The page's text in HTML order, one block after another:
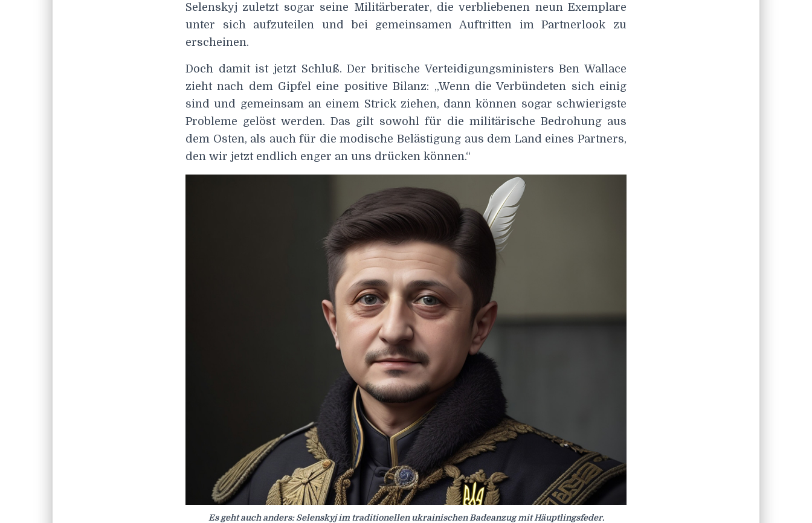
Selenskyj zuletzt sogar seine Militärberater, die verbliebenen neun Exemplare
unter sich aufzuteilen und bei gemeinsamen Auftritten im Partnerlook zu
erscheinen.
Doch damit ist jetzt Schluß. Der britische Verteidigungsministers Ben Wallace
zieht nach dem Gipfel eine positive Bilanz: „Wenn die Verbündeten sich einig
sind und gemeinsam an einem Strick ziehen, dann können sogar schwierigste
Probleme gelöst werden. Das gilt sowohl für die militärische Bedrohung aus
dem Osten, als auch für die modische Belästigung aus dem Land eines Partners,
den wir jetzt endlich enger an uns drücken können.“
Es geht auch anders: Selenskyj im traditionellen ukrainischen Badeanzug mit Häuptlingsfeder.